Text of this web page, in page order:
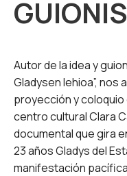
Autor de la idea y
Gladysen lehioa”, nos
proyección y coloquio
centro cultural Clara
documental que gira
23 años Gladys del
manifestación